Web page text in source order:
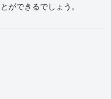
ができるでしょう。